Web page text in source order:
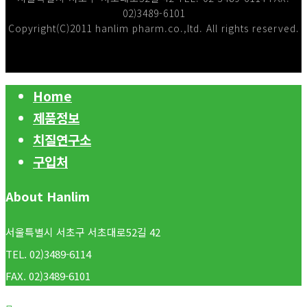
02)3489-6101
Copyright(C)2011 hanlim pharm.co.,ltd. All rights reserved.
Home
제품정보
치질연구소
구입처
About Hanlim
서울특별시 서초구 서초대로52길 42
TEL. 02)3489-6114
FAX. 02)3489-6101